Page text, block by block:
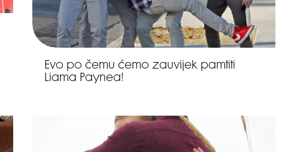
Evo po čemu ćemo zauvijek pamtiti
Liama Paynea!